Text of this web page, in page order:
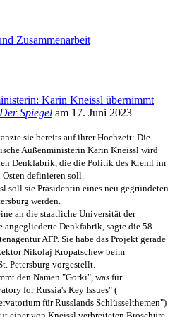
Zusammenarbeit
Karin Kneissl übernimmt
Der Spiegel am 17. Juni 2023
sie bereits auf ihrer Hochzeit: Die
Außenministerin Karin Kneissl wird
Denkfabrik, die die Politik des Kreml im
definieren soll.
soll sie Präsidentin eines neu gegründeten
werden.
an die staatliche Universität der
angegliederte Denkfabrik, sagte die 58-
AFP. Sie habe das Projekt gerade
Nikolaj Kropatschew beim
Petersburg vorgestellt.
den Namen "Gorki", was für
for Russia's Key Issues" (
für Russlands Schlüsselthemen")